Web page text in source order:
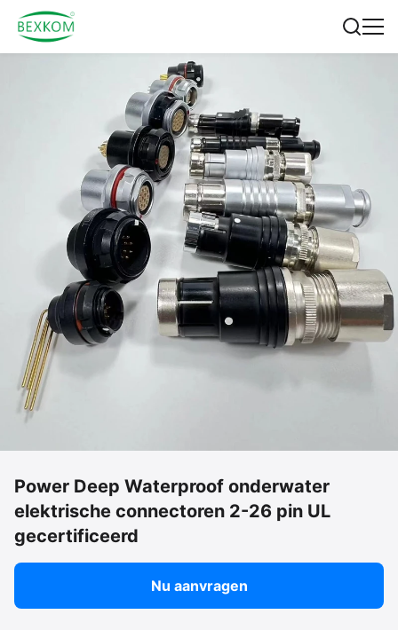
Power Deep Waterproof onderwater
elektrische connectoren 2-26 pin UL
gecertificeerd
Nu aanvragen